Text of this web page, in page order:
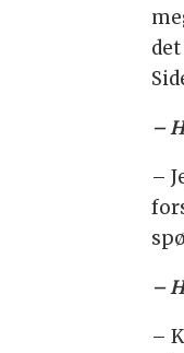
–
–
–
–